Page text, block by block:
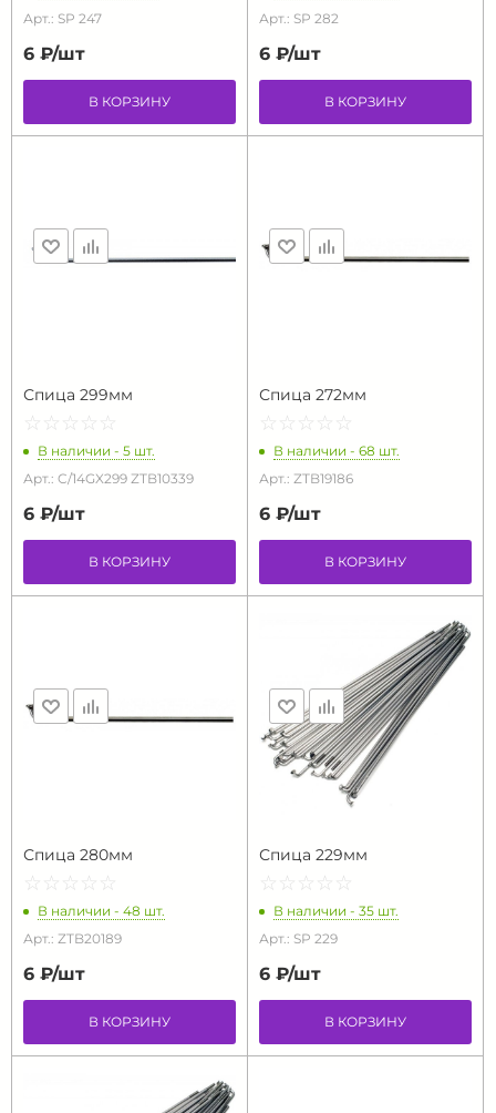
Арт.: SP 247
6 ₽/шт
В КОРЗИНУ
Арт.: SP 282
6 ₽/шт
В КОРЗИНУ
Спица 299мм
☆ ☆ ☆ ☆ ☆
★ ★ ★ ★ ★
В наличии - 5 шт.
Арт.: C/14GX299 ZTB10339
6 ₽/шт
В КОРЗИНУ
Спица 272мм
☆ ☆ ☆ ☆ ☆
★ ★ ★ ★ ★
В наличии - 68 шт.
Арт.: ZTB19186
6 ₽/шт
В КОРЗИНУ
Спица 280мм
☆ ☆ ☆ ☆ ☆
★ ★ ★ ★ ★
В наличии - 48 шт.
Арт.: ZTB20189
6 ₽/шт
В КОРЗИНУ
Спица 229мм
☆ ☆ ☆ ☆ ☆
★ ★ ★ ★ ★
В наличии - 35 шт.
Арт.: SP 229
6 ₽/шт
В КОРЗИНУ